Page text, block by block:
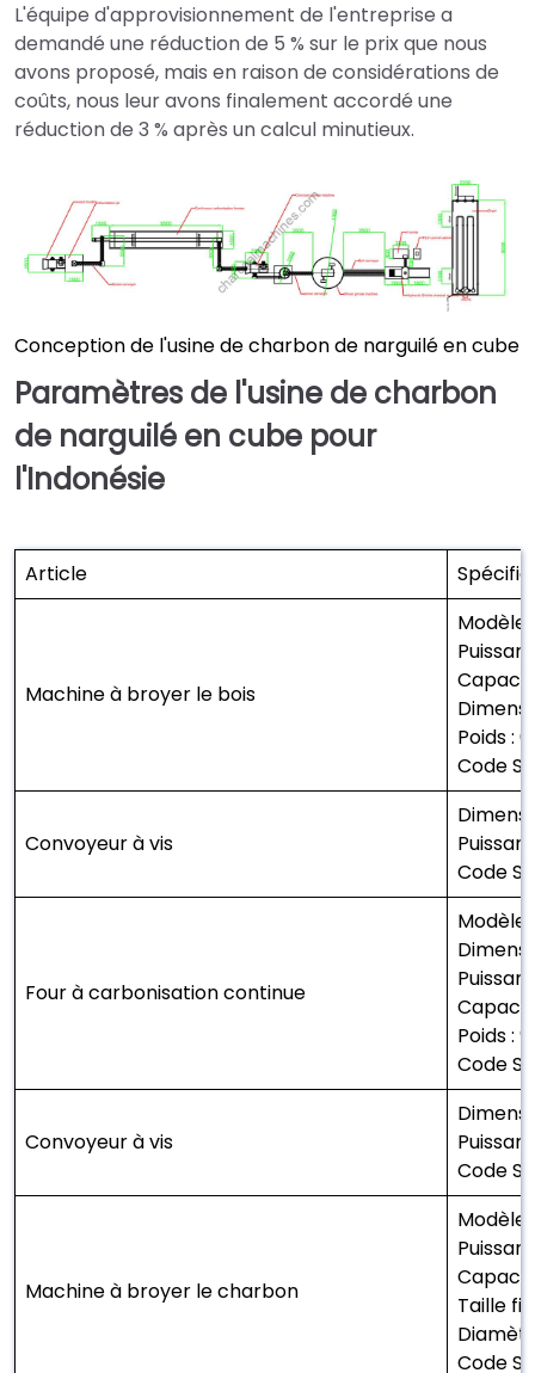
L'équipe d'approvisionnement de l'entreprise a
demandé une réduction de 5 % sur le prix que nous
avons proposé, mais en raison de considérations de
coûts, nous leur avons finalement accordé une
réduction de 3 % après un calcul minutieux.
Conception de l'usine de charbon de narguilé en cube
Paramètres de l'usine de charbon
de narguilé en cube pour
l'Indonésie
Article
Machine à broyer le bois
Modèle
Poids :
Code
Convoyeur à vis
Code
Four à carbonisation continue
Modèle
Poids :
Code
Convoyeur à vis
Code
Machine à broyer le charbon
Modèle
Taille
Code